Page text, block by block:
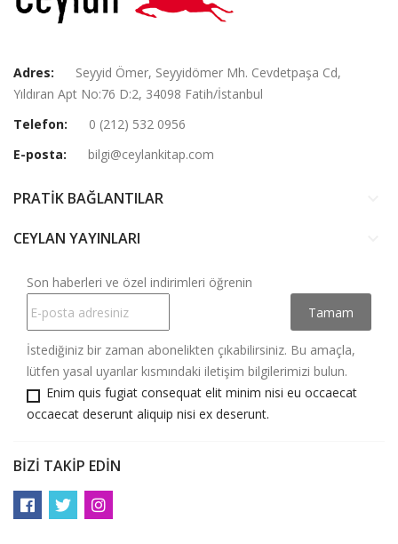
Adres:
Seyyid Ömer, Seyyidömer Mh. Cevdetpaşa Cd,
Yıldıran Apt No:76 D:2, 34098 Fatih/İstanbul
Telefon:
0 (212) 532 0956
E-posta:
bilgi@ceylankitap.com
PRATİK BAĞLANTILAR
CEYLAN YAYINLARI
Son haberleri ve özel indirimleri öğrenin
İstediğiniz bir zaman abonelikten çıkabilirsiniz. Bu amaçla,
lütfen yasal uyarılar kısmındaki iletişim bilgilerimizi bulun.
Enim quis fugiat consequat elit minim nisi eu occaecat
occaecat deserunt aliquip nisi ex deserunt.
BIZI TAKIP EDIN